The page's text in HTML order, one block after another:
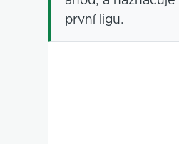
první ligu.